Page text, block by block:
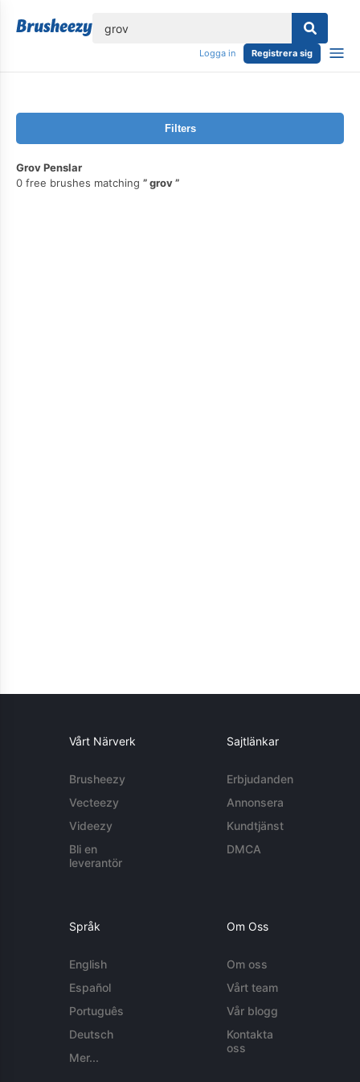
Logga in Registrera sig
Filters
Grov Penslar
0 free brushes matching
grov
Vårt Närverk
Brusheezy
Vecteezy
Videezy
Bli en
leverantör
Sajtlänkar
Erbjudanden
Annonsera
Kundtjänst
DMCA
Språk
English
Español
Português
Deutsch
Mer...
Om Oss
Om oss
Vårt team
Vår blogg
Kontakta
oss